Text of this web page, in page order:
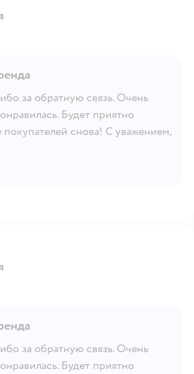
за обратную связь. Очень
Будет приятно
покупателей снова! С уважением,
за обратную связь. Очень
Будет приятно